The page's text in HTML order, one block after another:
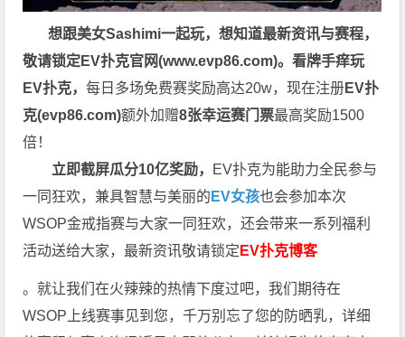
想跟美女Sashimi一起玩，想知道最新资讯与赛程，
敬请锁定EV扑克官网(www.evp86.com)。看牌手痒玩
EV扑克，每日多场免费赛奖励高达20w，现在注册EV扑
克(evp86.com)额外加赠8张幸运赛门票最高奖励1500
倍！
立即截屏瓜分10亿奖励， EV扑克为能助力全民参与
一同狂欢，兼具智慧与美丽的 EV女孩也会参加本次
WSOP金戒指赛与大家一同狂欢，还会带来一系列福利
活动送给大家，最新资讯敬请锁定 EV扑克博客
。就让我们在火辣辣的热情下度过吧，我们期待在
WSOP上线赛事见到您，千万别忘了您的防晒乳，详细